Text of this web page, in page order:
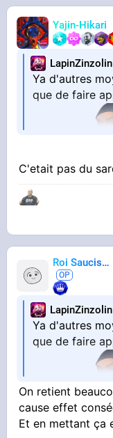
Yajin-Hikari
LapinZinzolin
Ya d'autres
que de faire
Parce-que les
pas retenir du
connaître
Ça marche
apprendre
pas
C'etait pas du
Roi Saucisse
LapinZinzolin
Ya d'autres
que de faire
Parce-que les
pas retenir du
connaître
On retient
cause effet
Et en mettant ça